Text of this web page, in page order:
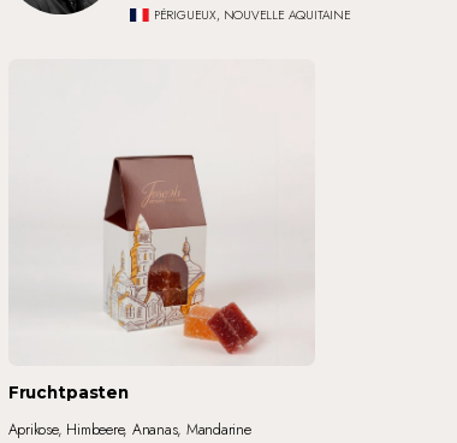
PÉRIGUEUX, NOUVELLE AQUITAINE
Fruchtpasten
Aprikose, Himbeere, Ananas, Mandarine